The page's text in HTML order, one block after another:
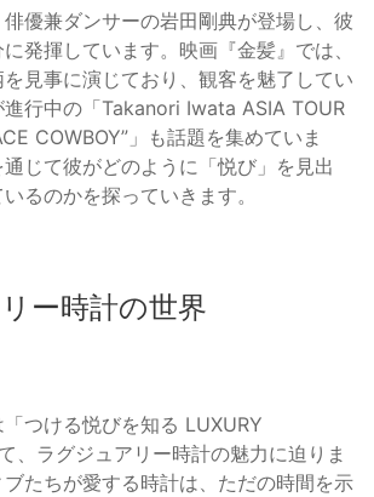
優兼ダンサーの岩田剛典が登場し、彼
発揮しています。映画『金髪』では、
見事に演じており、観客を魅了してい
進行中の「Takanori Iwata ASIA TOUR
COWBOY”」も話題を集めていま
じて彼がどのように「悦び」を見出
るのかを探っていきます。
ー時計の世界
「つける悦びを知る LUXURY
、ラグジュアリー時計の魅力に迫りま
たちが愛する時計は、ただの時間を示